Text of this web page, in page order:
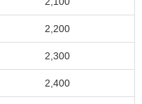
2,200
2,300
2,400